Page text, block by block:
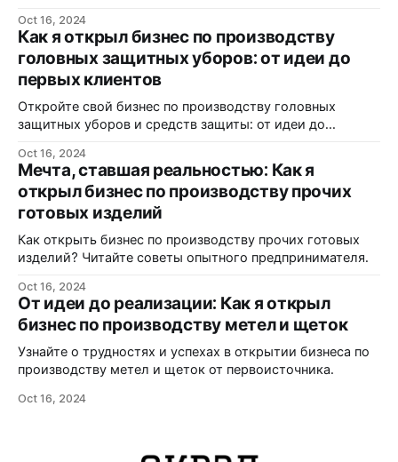
Oct 16, 2024
Как я открыл бизнес по производству
головных защитных уборов: от идеи до
первых клиентов
Откройте свой бизнес по производству головных
защитных уборов и средств защиты: от идеи до
Oct 16, 2024
Мечта, ставшая реальностью: Как я
открыл бизнес по производству прочих
готовых изделий
Как открыть бизнес по производству прочих готовых
изделий? Читайте советы опытного предпринимателя.
Oct 16, 2024
От идеи до реализации: Как я открыл
бизнес по производству метел и щеток
Узнайте о трудностях и успехах в открытии бизнеса по
производству метел и щеток от первоисточника.
Oct 16, 2024